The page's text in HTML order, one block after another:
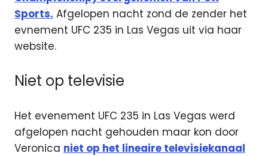
Sports. Afgelopen nacht zond de zender het
evnement UFC 235 in Las Vegas uit via haar
website.
Niet op televisie
Het evenement UFC 235 in Las Vegas werd
afgelopen nacht gehouden maar kon door
Veronica niet op het lineaire televisiekanaal